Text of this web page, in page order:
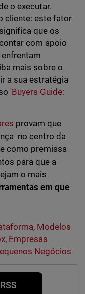
o executar.
cliente: este fator
que os
com apoio
mais sobre o
a sua estratégia
'Buyers Guide:
provam que
no centro da
como premissa
para que a
o mais
em que
, Modelos
, Empresas
Negócios